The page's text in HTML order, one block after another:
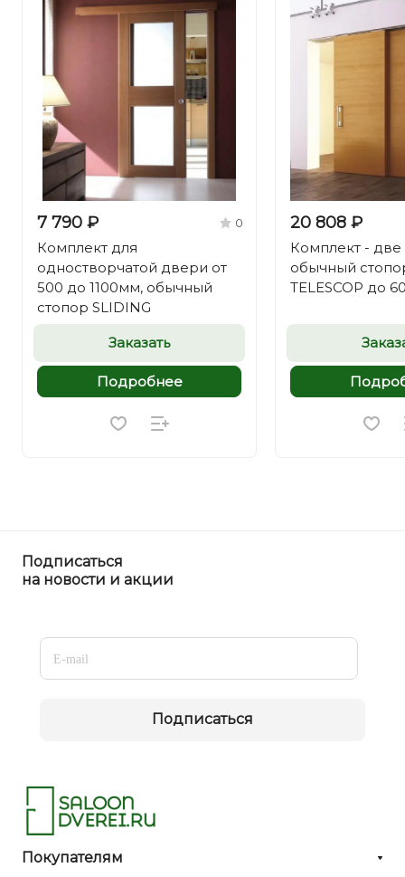
7 790 ₽ 0
Комплект для
одностворчатой двери от
500 до 1100мм, обычный
стопор SLIDING
Заказать
Подробнее
20 808 ₽
Комплект - две
обычный
TELESCOP до
Подписаться
на новости и акции
Подписаться
Покупателям